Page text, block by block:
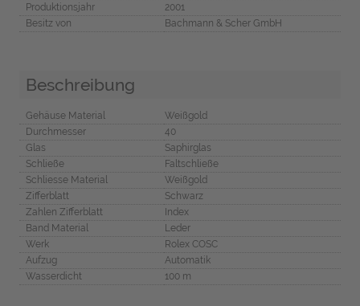
Produktionsjahr
2001
Besitz von
Bachmann & Scher GmbH
Beschreibung
Gehäuse Material
Weißgold
Durchmesser
40
Glas
Saphirglas
Schließe
Faltschließe
Schliesse Material
Weißgold
Zifferblatt
Schwarz
Zahlen Zifferblatt
Index
Band Material
Leder
Werk
Rolex COSC
Aufzug
Automatik
Wasserdicht
100 m